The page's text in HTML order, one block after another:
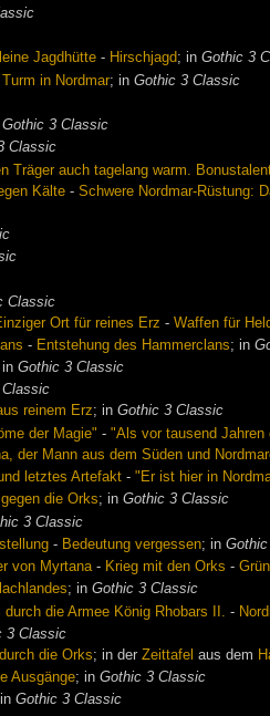
Jagdhütte - Hirschjagd; inGothic 3
Turm in Nordmar; inGothic 3 Classic
Gothic 3 Classic
Classic
Träger auch tagelang warm.
Kälte -Schwere Nordmar-Rüstung:
Classic
Ort für reines Erz -Waffen für
- Entstehung des Hammerclans; in
inGothic 3 Classic
reinem Erz; inGothic 3 Classic
der Magie" -"Als vor tausend Jahren
der Mann aus dem Süden und
letztes Artefakt -"Er ist hier in
die Orks; inGothic 3 Classic
3 Classic
- Bedeutung vergessen; in
von Myrtana- Krieg mit den Orks -
; inGothic 3 Classic
die Armee König Rhobars II. -
3 Classic
die Orks; in derZeittafel aus dem
Ausgänge; inGothic 3 Classic
Gothic 3 Classic